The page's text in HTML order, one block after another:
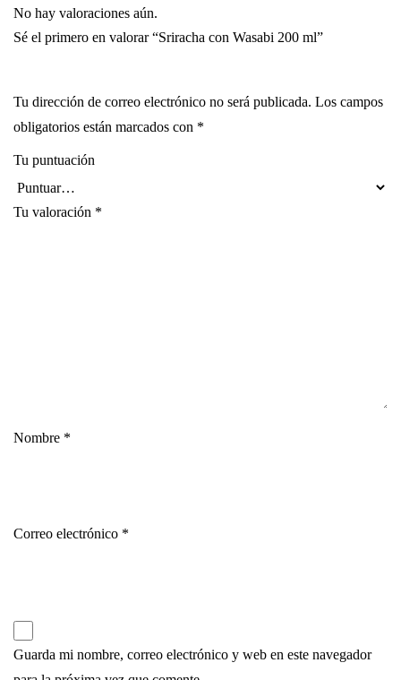
No hay valoraciones aún.
Sé el primero en valorar “Sriracha con Wasabi 200 ml”
Tu dirección de correo electrónico no será publicada. Los campos
obligatorios están marcados con *
Tu puntuación
Tu valoración *
Nombre *
Correo electrónico *
Guarda mi nombre, correo electrónico y web en este navegador